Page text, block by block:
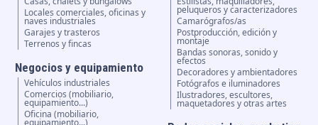
Locales comerciales, oficinas y
naves industriales
Garajes y trasteros
Terrenos y fincas
Negocios y equipamiento
Vehículos industriales
Comercios (mobiliario,
equipamiento...)
Oficina (mobiliario,
equipamiento...)
peluqueros y caracterizadores
Camarógrafos/as
Postproducción, edición y
montaje
Bandas sonoras, sonido y
efectos
Decoradores y ambientadores
Fotógrafos e iluminadores
Ilustradores, escultores,
maquetadores y otras artes